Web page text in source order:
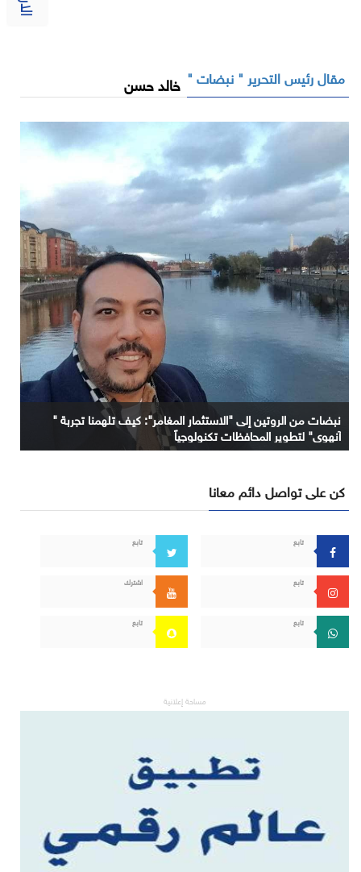
مقال رئيس التحرير " نبضات " خالد حسن
نبضات من الروتين إلى "الاستثمار المغامر": كيف تلهمنا تجربة "
آنهوي" لتطوير المحافظات تكنولوجياً
كن على تواصل دائم معانا
تابع تابع
تابع اشترك
تابع تابع
مساحة إعلانية